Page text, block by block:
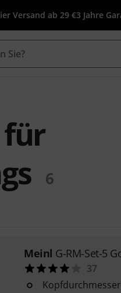
Versand ab 29 €3 Jahre
für
6
Meinl G-RM-Set-5
37